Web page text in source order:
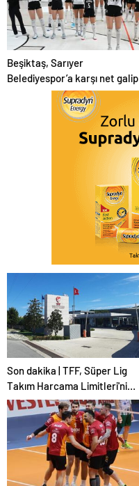
Beşiktaş, Sarıyer
Belediyespor’a karşı net galip
Son dakika | TFF, Süper Lig
Takım Harcama Limitleri'ni
açıkladı!